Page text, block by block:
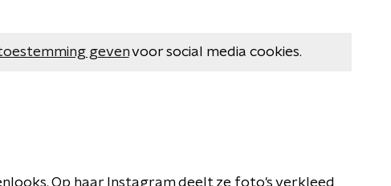
gevenvoor social media cookies.
Op haar Instagram deelt ze foto's verkleed